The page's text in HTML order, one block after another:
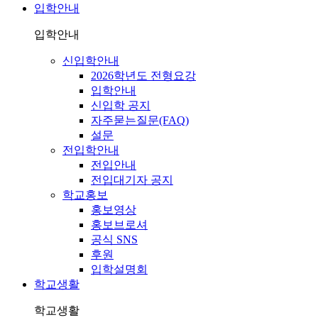
입학안내
입학안내
신입학안내
2026학년도 전형요강
입학안내
신입학 공지
자주묻는질문(FAQ)
설문
전입학안내
전입안내
전입대기자 공지
학교홍보
홍보영상
홍보브로셔
공식 SNS
후원
입학설명회
학교생활
학교생활